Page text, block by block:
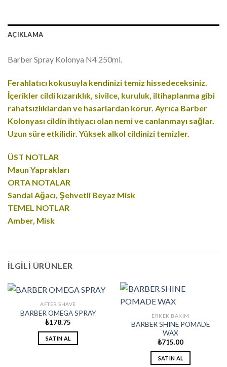
AÇIKLAMA
Barber Spray Kolonya N4 250ml.
Ferahlatıcı kokusuyla kendinizi temiz hissedeceksiniz.
İçerikler cildi kızarıklık, sivilce, kuruluk, iltihaplanma gibi
rahatsızlıklardan ve hasarlardan korur. Ayrıca Barber
Kolonyası cildin ihtiyacı olan nemi ve canlanmayı sağlar.
Uzun süre etkilidir. Yüksek alkol cildinizi temizler.
ÜST NOTLAR
Maun Yaprakları
ORTA NOTALAR
Sandal Ağacı, Şehvetli Beyaz Misk
TEMEL NOTLAR
Amber, Misk
İLGILI ÜRÜNLER
AFTER SHAVE
BARBER OMEGA SPRAY
₺178.75
SATIN AL
ERKEK BAKIM
BARBER SHINE POMADE
WAX
₺715.00
SATIN AL